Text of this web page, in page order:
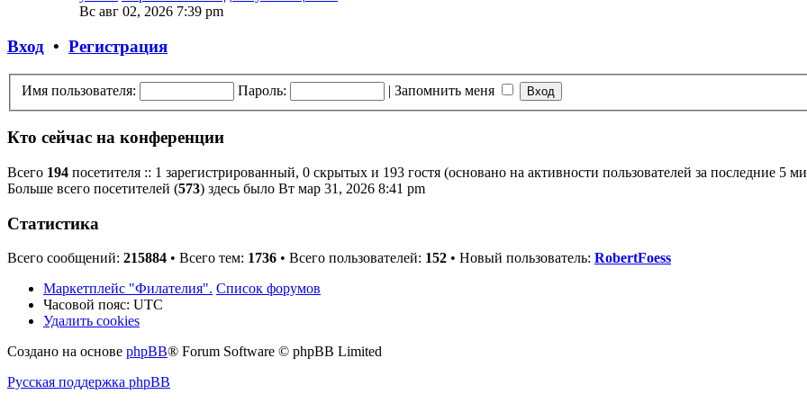
Вс авг 02, 2026 7:39 pm
Вход • Регистрация
Имя пользователя: Пароль: | Запомнить меня
Кто сейчас на конференции
Всего 194 посетителя :: 1 зарегистрированный, 0 скрытых и 193 гостя (основано на активности пользователей за последние 5
Больше всего посетителей (573) здесь было Вт мар 31, 2026 8:41 pm
Статистика
Всего сообщений: 215884 • Всего тем: 1736 • Всего пользователей: 152 • Новый пользователь: RobertFoess
Маркетплейс "Филателия". Список форумов
Часовой пояс: UTC
Удалить cookies
Создано на основе phpBB® Forum Software © phpBB Limited
Русская поддержка phpBB